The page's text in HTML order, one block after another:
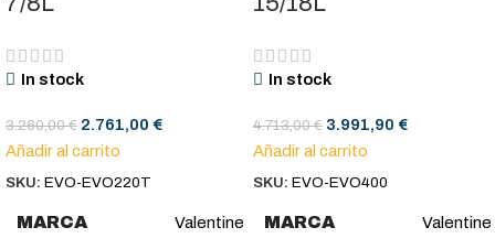
In stock
3.260,00€ 2.761,00 €
Añadir al carrito
SKU: EVO-EVO220T
MARCA Valentine
In stock
4.713,00€ 3.991,90 €
Añadir al carrito
SKU: EVO-EVO400
MARCA Valentine